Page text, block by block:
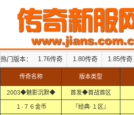
热门版本： 1.76传奇 1.80传奇 1.85传奇
传奇名称 版本类型
2003◆魅影沉默◆ 首发◆首战首区
１·７６金币 『经典·１区』